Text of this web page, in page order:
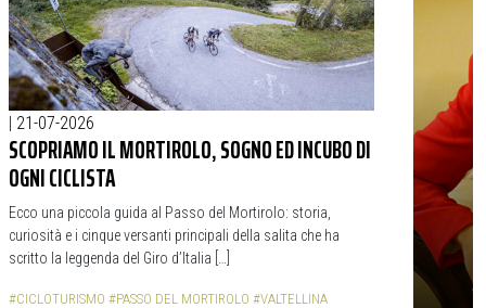
| 21-07-2026
SCOPRIAMO IL MORTIROLO, SOGNO ED INCUBO DI
OGNI CICLISTA
Ecco una piccola guida al Passo del Mortirolo: storia,
curiosità e i cinque versanti principali della salita che ha
scritto la leggenda del Giro d’Italia […]
#CICLOTURISMO #PASSO DEL MORTIROLO #VALTELLINA